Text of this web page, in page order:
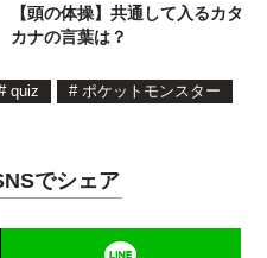
【頭の体操】共通して入るカタ
カナの言葉は？
quiz # ポケットモンスター
でシェア